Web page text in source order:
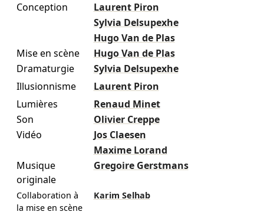
Conception
Laurent Piron
Sylvia Delsupexhe
Hugo Van de Plas
Mise en scène
Hugo Van de Plas
Dramaturgie
Sylvia Delsupexhe
Illusionnisme
Laurent Piron
Lumières
Renaud Minet
Son
Olivier Creppe
Vidéo
Jos Claesen
Maxime Lorand
Musique
originale
Gregoire Gerstmans
Collaboration à
la mise en scène
Karim Selhab